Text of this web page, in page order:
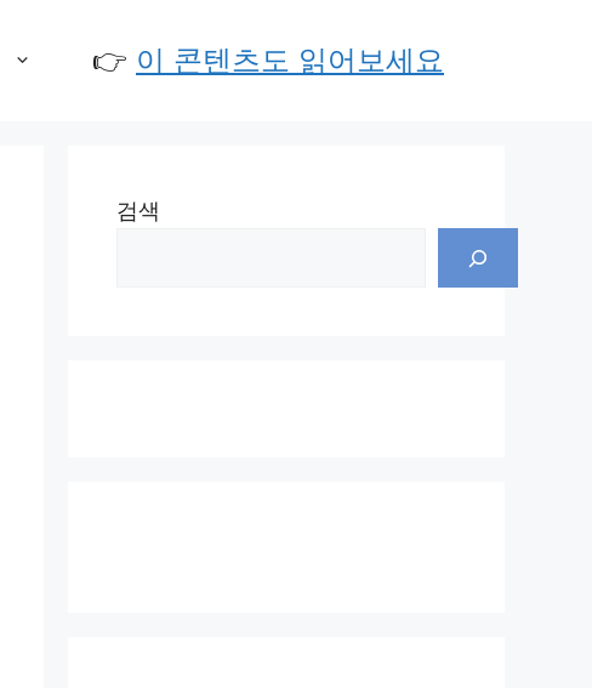
👉 이 콘텐츠도 읽어보세요
검색